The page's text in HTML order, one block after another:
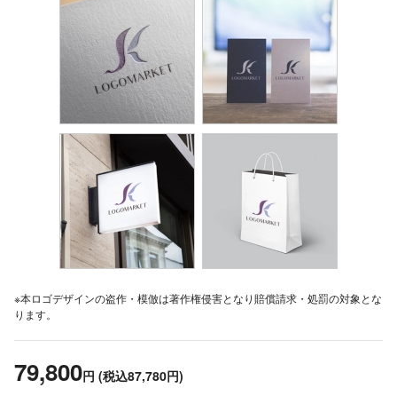
※本ロゴデザインの盗作・模倣は著作権侵害となり賠償請求・処罰の対象とな
ります。
79,800円 (税込87,780円)